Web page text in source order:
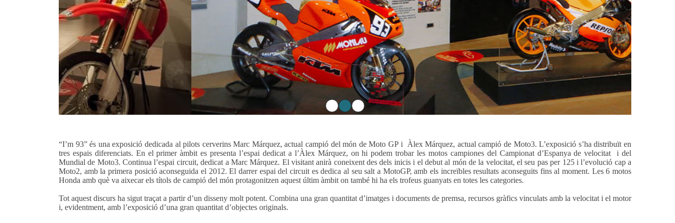
“I’m 93” és una exposició dedicada al pilots cerverins Marc Márquez, actual campió del món de Moto GP i Àlex Márquez, actual campió de Moto3. L’exposició s’ha distribuït en
tres espais diferenciats. En el primer àmbit es presenta l’espai dedicat a l’Àlex Márquez, on hi podem trobar les motos campiones del Campionat d’Espanya de velocitat i del
Mundial de Moto3. Continua l’espai circuit, dedicat a Marc Márquez. El visitant anirà coneixent des dels inicis i el debut al món de la velocitat, el seu pas per 125 i l’evolució cap a
Moto2, amb la primera posició aconseguida el 2012. El darrer espai del circuit es dedica al seu salt a MotoGP, amb els increïbles resultats aconseguits fins al moment. Les 6 motos
Honda amb què va aixecar els títols de campió del món protagonitzen aquest últim àmbit on també hi ha els trofeus guanyats en totes les categories.
Tot aquest discurs ha sigut traçat a partir d’un disseny molt potent. Combina una gran quantitat d’imatges i documents de premsa, recursos gràfics vinculats amb la velocitat i el motor
i, evidentment, amb l’exposició d’una gran quantitat d’objectes originals.